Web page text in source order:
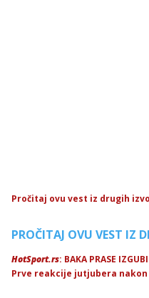
Pročitaj ovu vest iz drugih
PROČITAJ OVU VEST IZ
HotSport.rs: BAKA PRASE
Prve reakcije jutjubera nakon